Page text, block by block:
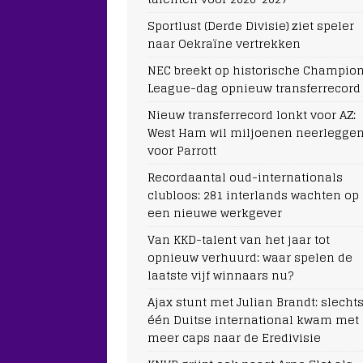
Sportlust (Derde Divisie) ziet speler
naar Oekraïne vertrekken
NEC breekt op historische
League-dag opnieuw transferrecord
Nieuw transferrecord lonkt voor AZ:
West Ham wil miljoenen neerleggen
voor Parrott
Recordaantal oud-internationals
clubloos: 281 interlands wachten op
een nieuwe werkgever
Van KKD-talent van het jaar tot
opnieuw verhuurd: waar spelen de
laatste vijf winnaars nu?
Ajax stunt met Julian Brandt: slechts
één Duitse international kwam met
meer caps naar de Eredivisie